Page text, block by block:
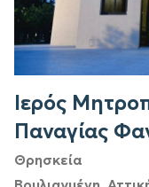
Ιερός
Παναγίας
Θρησκεία